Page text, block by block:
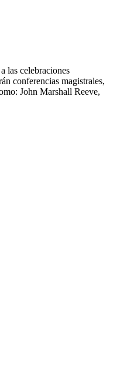
las celebraciones
conferencias magistrales,
John Marshall Reeve,